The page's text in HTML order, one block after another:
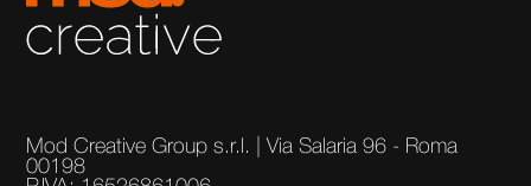
Mod Creative Group s.r.l. | Via Salaria 96 - Roma
00198